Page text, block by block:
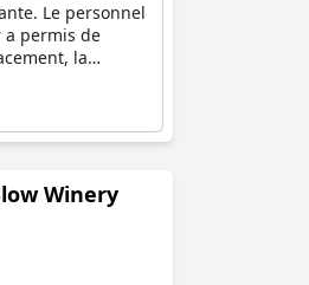
Le personnel
a permis de
la
Winery